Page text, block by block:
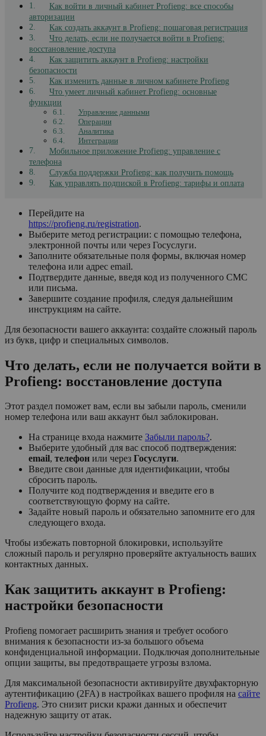
Как войти в личный кабинет Profieng: все способы
авторизации
Как создать аккаунт в Profieng: пошаговая регистрация
Что делать, если не получается войти в Profieng:
восстановление доступа
Как защитить аккаунт в Profieng: настройки
безопасности
Как изменить данные в личном кабинете Profieng
Что умеет личный кабинет Profieng: основные
функции
Управление данными
Операции
Аналитика
Интеграции
Мобильное приложение Profieng: управление с
телефона
Служба поддержки Profieng: как получить помощь
Как управлять подпиской в Profieng: тарифы и оплата
Перейдите на
https://profieng.ru/registration.
Выберите метод регистрации: с помощью телефона,
электронной почты или через Госуслуги.
Заполните обязательные поля формы, включая номер
телефона или адрес email.
Подтвердите данные, введя код из полученного СМС
или письма.
Завершите создание профиля, следуя дальнейшим
инструкциям на сайте.
Для безопасности вашего аккаунта: создайте сложный пароль
из букв, цифр и специальных символов.
Что делать, если не получается войти в
Profieng: восстановление доступа
Этот раздел поможет вам, если вы забыли пароль, сменили
номер телефона или ваш аккаунт был заблокирован.
На странице входа нажмите Забыли пароль?.
Выберите удобный для вас способ подтверждения:
email, телефон или через Госуслуги.
Введите свои данные для идентификации, чтобы
сбросить пароль.
Получите код подтверждения и введите его в
соответствующую форму на сайте.
Задайте новый пароль и обязательно запомните его для
следующего входа.
Чтобы избежать повторной блокировки, используйте
сложный пароль и регулярно проверяйте актуальность ваших
контактных данных.
Как защитить аккаунт в Profieng:
настройки безопасности
Profieng помогает расширить знания и требует особого
внимания к безопасности из-за большого объема
конфиденциальной информации. Подключая дополнительные
опции защиты, вы предотвращаете угрозы взлома.
Для максимальной безопасности активируйте двухфакторную
аутентификацию (2FA) в настройках вашего профиля на сайте
Profieng. Это снизит риски кражи данных и обеспечит
надежную защиту от атак.